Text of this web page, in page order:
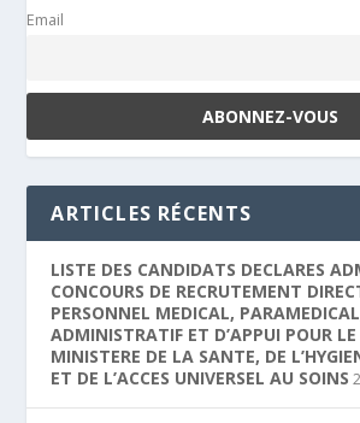
Email
ARTICLES RÉCENTS
LISTE DES CANDIDATS DECLARES
CONCOURS DE RECRUTEMENT
PERSONNEL MEDICAL,
ADMINISTRATIF ET D’APPUI POUR
MINISTERE DE LA SANTE, DE
ET DE L’ACCES UNIVERSEL AU SOINS